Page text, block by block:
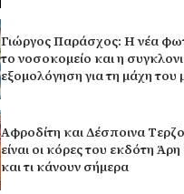
Γιώργος Παράσχος: Η νέα
το νοσοκομείο και η
εξομολόγηση για τη μάχη του
Αφροδίτη και Δέσποινα
είναι οι κόρες του εκδότη
και τι κάνουν σήμερα